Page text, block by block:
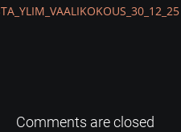
Comments are closed